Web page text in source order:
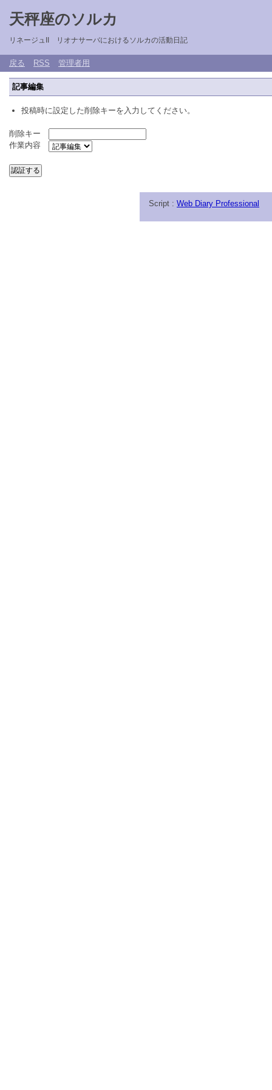
天秤座のソルカ
リネージュII リオナサーバにおけるソルカの活動日記
戻る RSS 管理者用
記事編集
投稿時に設定した削除キーを入力してください。
削除キー
作業内容
Script : Web Diary Professional